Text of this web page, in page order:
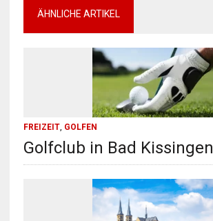
ÄHNLICHE ARTIKEL
FREIZEIT, GOLFEN
Golfclub in Bad Kissingen